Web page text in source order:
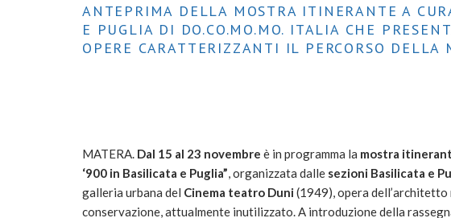
ANTEPRIMA DELLA MOSTRA ITINERANTE A
E PUGLIA DI DO.CO.MO.MO. ITALIA CHE
OPERE CARATTERIZZANTI IL PERCORSO DELLA
MATERA. Dal 15 al 23 novembre è in programma la mostra
‘900 in Basilicata e Puglia”, organizzata dalle sezioni Basilicata e
galleria urbana del Cinema teatro Duni (1949), opera dell’architetto
conservazione, attualmente inutilizzato. A introduzione della